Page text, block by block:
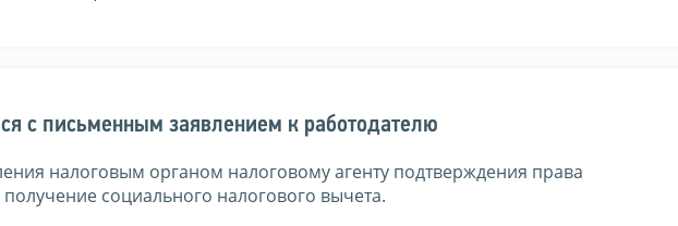
с письменным заявлением к работодателю
налоговым органом налоговому агенту подтверждения права
социального налогового вычета.